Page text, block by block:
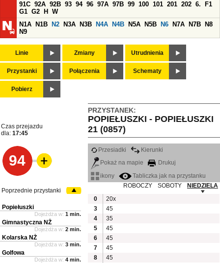
91C 92A 92B 93 94 96 97A 97B 99 100 101 201 202 6.
F1
G1 G2 H
W
N1A
N1B N2 N3A N3B N4A N4B N5A N5B N6 N7A N7B
N8
N9
Linie Zmiany Utrudnienia
Przystanki Połączenia Schematy
Pobierz
PRZYSTANEK:
POPIEŁUSZKI - POPIEŁUSZKI
21 (0857)
Czas przejazdu
dla: 17:45
94
Przesiadki
Kierunki
Pokaż na mapie
Drukuj
ikony
Tabliczka jak na przystanku
ROBOCZY
SOBOTY
NIEDZIELA
0
20x
3
45
4
35
5
45
6
45
7
45
8
45
Poprzednie przystanki
Popiełuszki
Dojeżdża w: 1 min.
Gimnastyczna NŻ
Dojeżdża w: 2 min.
Kolarska NŻ
Dojeżdża w: 3 min.
Golfowa
Dojeżdża w: 4 min.